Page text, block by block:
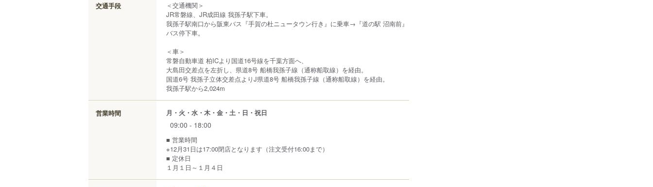
交通手段
＜交通機関＞
JR常磐線、JR成田線 我孫子駅下車。
我孫子駅南口から阪東バス『手賀の杜ニュータウン行き』に乗車→『道の駅 沼南前』
バス停下車。
＜車＞
常磐自動車道 柏ICより国道16号線を千葉方面へ、
大島田交差点を左折し、県道8号 船橋我孫子線（通称船取線）を経由。
国道6号 我孫子立体交差点よりJ県道8号 船橋我孫子線（通称船取線）を経由。
我孫子駅から2,024m
営業時間 月・火・水・木・金・土・日・祝日
09:00 - 18:00
■ 営業時間
※12月31日は17:00閉店となります（注文受付16:00まで）
■ 定休日
１月１日～１月４日